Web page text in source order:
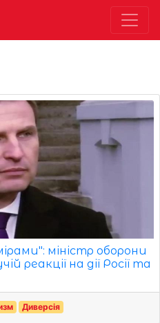
міністр оборони
реакції на дії Росії та
Диверсія